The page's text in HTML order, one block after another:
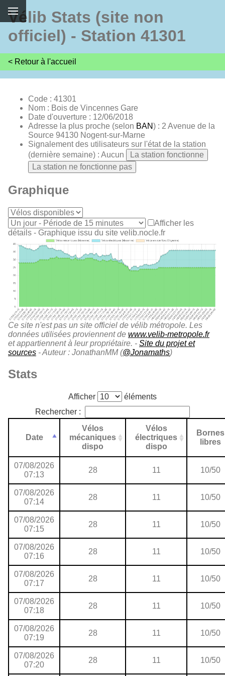
Vélib Stats (site non
officiel) - Station 41301
< Retour à l'accueil
Code : 41301
Nom : Bois de Vincennes Gare
Date d'ouverture : 12/06/2018
Adresse la plus proche (selon BAN) : 2 Avenue de la
Source 94130 Nogent-sur-Marne
Signalement des utilisateurs sur l'état de la station
(dernière semaine) : Aucun
La station fonctionne
La station ne fonctionne pas
Graphique
Afficher les
détails - Graphique issu du site velib.nocle.fr
Ce site n'est pas un site officiel de vélib métropole. Les
données utilisées proviennent de www.velib-metropole.fr
et appartiennent à leur propriétaire. - Site du projet et
sources - Auteur : JonathanMM (@Jonamaths)
Stats
Afficher
éléments
Rechercher :
Date
Vélos
mécaniques
dispo
Vélos
électriques
dispo
Bornes
libres
07/08/2026
07:13
28 11 10/50
07/08/2026
07:14
28 11 10/50
07/08/2026
07:15
28 11 10/50
07/08/2026
07:16
28 11 10/50
07/08/2026
07:17
28 11 10/50
07/08/2026
07:18
28 11 10/50
07/08/2026
07:19
28 11 10/50
07/08/2026
07:20
28 11 10/50